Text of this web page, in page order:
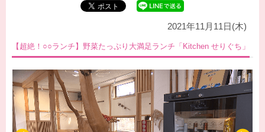
2021年11月11日(木)
【超絶！○○ランチ】野菜たっぷり大満足ランチ「Kitchen せりぐち」